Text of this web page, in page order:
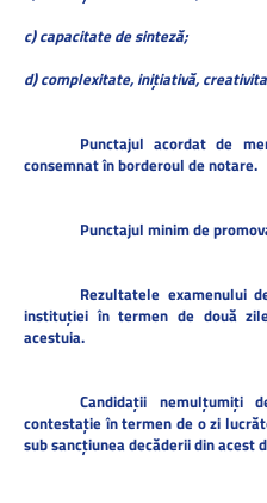
c) capacitate de sinteză;
d) complexitate, iniţiativă,
Punctajul acordat de
consemnat în borderoul de notare.
Punctajul minim de
Rezultatele examenului
instituţiei în termen de două
acestuia.
Candidaţii nemulţumiţi
contestaţie în termen de o zi
sub sancţiunea decăderii din acest